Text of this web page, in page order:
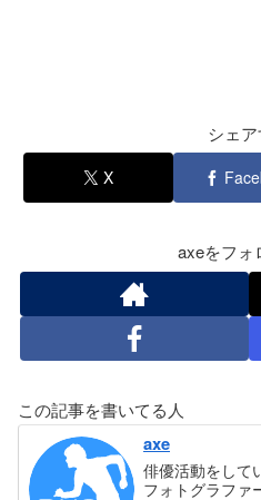
シェ
X
axeをフォ
この記事を書いてる人
axe
俳優活動をして
フォトグラファ